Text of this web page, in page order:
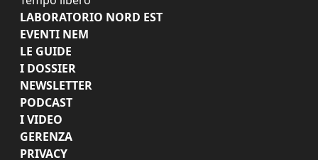
LABORATORIO NORD EST
EVENTI NEM
LE GUIDE
I DOSSIER
NEWSLETTER
PODCAST
I VIDEO
GERENZA
PRIVACY